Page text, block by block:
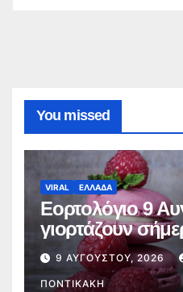
You missed
VIRAL ΕΛΛΑΔΑ
Εορτολόγιο 9
γιορτάζουν
9 ΑΥΓΟΎΣΤΟΥ, 2026
ΠΟΝΤΙΚΆΚΗ